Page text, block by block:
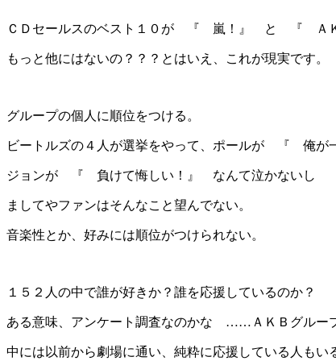
ＣＤセールスのベスト１０が 『 嵐！』 と 『 Ａ
もっと他にはないの？？？ とはいえ、これが現実です。
グループの個人に順位をつける。
ビートルズの４人が選挙をやって、ポールが 『 俺が
ジョンが 『 負けて悔しい！』 なんて泣かないし
ましてやファンはそんなこと望んでない。
音楽性とか、好みには順位がつけられない。
１５２人の中で誰が好きか？誰を応援しているのか？
ある意味、アンケート調査なのかな …… ＡＫＢグルー
中には以前から劇場に通い、純粋に応援している人もい